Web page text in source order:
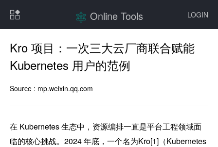
LOGIN
Online Tools
Kro 项目：一次三大云厂商联合赋能
Kubernetes 用户的范例
Source : mp.weixin.qq.com
在 Kubernetes 生态中，资源编排一直是平台工程领域面
临的核心挑战。2024 年底，一个名为Kro[1]（Kubernetes